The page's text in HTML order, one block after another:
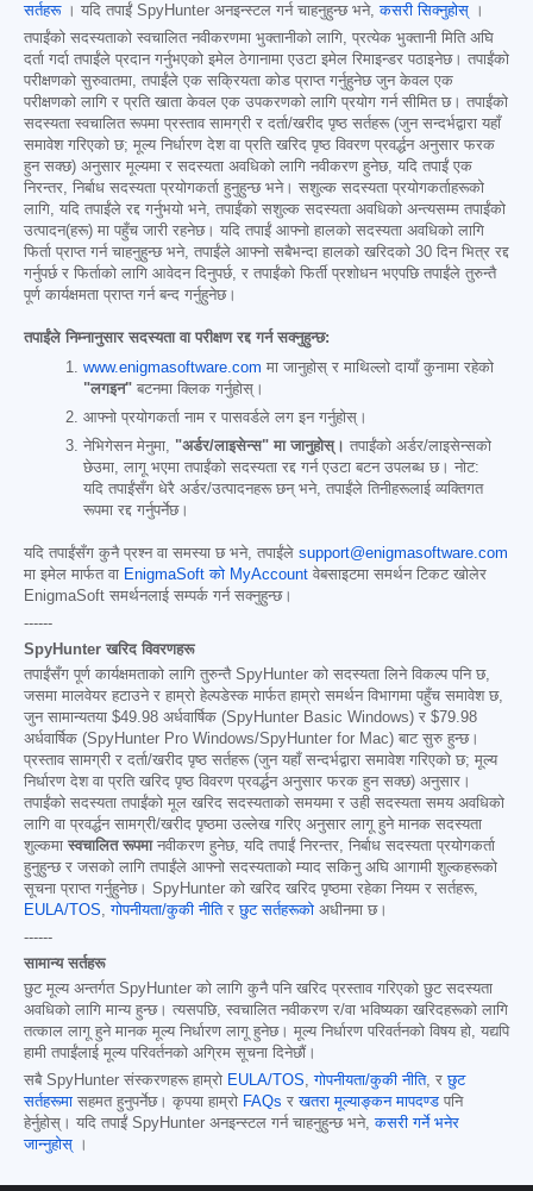
सर्तहरू। यदि तपाईं SpyHunter अनइन्स्टल गर्न चाहनुहुन्छ भने,कसरी सिक्नुहोस् ।
तपाईंको सदस्यताको स्वचालित नवीकरणमा भुक्तानीको लागि, प्रत्येक भुक्तानी मिति अघि
दर्ता गर्दा तपाईंले प्रदान गर्नुभएको इमेल ठेगानामा एउटा इमेल रिमाइन्डर पठाइनेछ। तपाईंको
परीक्षणको सुरुवातमा, तपाईंले एक सक्रियता कोड प्राप्त गर्नुहुनेछ जुन केवल एक
परीक्षणको लागि र प्रति खाता केवल एक उपकरणको लागि प्रयोग गर्न सीमित छ। तपाईंको
सदस्यता स्वचालित रूपमा प्रस्ताव सामग्री र दर्ता/खरीद पृष्ठ सर्तहरू (जुन सन्दर्भद्वारा यहाँ
समावेश गरिएको छ; मूल्य निर्धारण देश वा प्रति खरिद पृष्ठ विवरण प्रवर्द्धन अनुसार फरक
हुन सक्छ) अनुसार मूल्यमा र सदस्यता अवधिको लागि नवीकरण हुनेछ, यदि तपाईं एक
निरन्तर, निर्बाध सदस्यता प्रयोगकर्ता हुनुहुन्छ भने। सशुल्क सदस्यता प्रयोगकर्ताहरूको
लागि, यदि तपाईंले रद्द गर्नुभयो भने, तपाईंको सशुल्क सदस्यता अवधिको अन्त्यसम्म तपाईंको
उत्पादन(हरू) मा पहुँच जारी रहनेछ। यदि तपाईं आफ्नो हालको सदस्यता अवधिको लागि
फिर्ता प्राप्त गर्न चाहनुहुन्छ भने, तपाईंले आफ्नो सबैभन्दा हालको खरिदको 30 दिन भित्र रद्द
गर्नुपर्छ र फिर्ताको लागि आवेदन दिनुपर्छ, र तपाईंको फिर्ती प्रशोधन भएपछि तपाईंले तुरुन्तै
पूर्ण कार्यक्षमता प्राप्त गर्न बन्द गर्नुहुनेछ।
तपाईंले निम्नानुसार सदस्यता वा परीक्षण रद्द गर्न सक्नुहुन्छ:
www.enigmasoftware.com मा जानुहोस् र माथिल्लो दायाँ कुनामा रहेको
"लगइन" बटनमा क्लिक गर्नुहोस्।
आफ्नो प्रयोगकर्ता नाम र पासवर्डले लग इन गर्नुहोस्।
नेभिगेसन मेनुमा, "अर्डर/लाइसेन्स" मा जानुहोस्। तपाईंको अर्डर/लाइसेन्सको
छेउमा, लागू भएमा तपाईंको सदस्यता रद्द गर्न एउटा बटन उपलब्ध छ। नोट:
यदि तपाईंसँग धेरै अर्डर/उत्पादनहरू छन् भने, तपाईंले तिनीहरूलाई व्यक्तिगत
रूपमा रद्द गर्नुपर्नेछ।
यदि तपाईंसँग कुनै प्रश्न वा समस्या छ भने, तपाईंले support@enigmasoftware.com
मा इमेल मार्फत वा EnigmaSoft को MyAccount वेबसाइटमा समर्थन टिकट खोलेर
EnigmaSoft समर्थनलाई सम्पर्क गर्न सक्नुहुन्छ।
------
SpyHunter खरिद विवरणहरू
तपाईंसँग पूर्ण कार्यक्षमताको लागि तुरुन्तै SpyHunter को सदस्यता लिने विकल्प पनि छ,
जसमा मालवेयर हटाउने र हाम्रो हेल्पडेस्क मार्फत हाम्रो समर्थन विभागमा पहुँच समावेश छ,
जुन सामान्यतया $49.98 अर्धवार्षिक (SpyHunter Basic Windows) र $79.98
अर्धवार्षिक (SpyHunter Pro Windows/SpyHunter for Mac) बाट सुरु हुन्छ।
प्रस्ताव सामग्री र दर्ता/खरीद पृष्ठ सर्तहरू (जुन यहाँ सन्दर्भद्वारा समावेश गरिएको छ; मूल्य
निर्धारण देश वा प्रति खरिद पृष्ठ विवरण प्रवर्द्धन अनुसार फरक हुन सक्छ) अनुसार।
तपाईंको सदस्यता तपाईंको मूल खरिद सदस्यताको समयमा र उही सदस्यता समय अवधिको
लागि वा प्रवर्द्धन सामग्री/खरीद पृष्ठमा उल्लेख गरिए अनुसार लागू हुने मानक सदस्यता
शुल्कमा स्वचालित रूपमानवीकरण हुनेछ, यदि तपाईं निरन्तर, निर्बाध सदस्यता प्रयोगकर्ता
हुनुहुन्छ र जसको लागि तपाईंले आफ्नो सदस्यताको म्याद सकिनु अघि आगामी शुल्कहरूको
सूचना प्राप्त गर्नुहुनेछ। SpyHunter को खरिद खरिद पृष्ठमा रहेका नियम र सर्तहरू,
EULA/TOS,गोपनीयता/कुकी नीतिरछुट सर्तहरूको अधीनमा छ।
------
सामान्य सर्तहरू
छुट मूल्य अन्तर्गत SpyHunter को लागि कुनै पनि खरिद प्रस्ताव गरिएको छुट सदस्यता
अवधिको लागि मान्य हुन्छ। त्यसपछि, स्वचालित नवीकरण र/वा भविष्यका खरिदहरूको लागि
तत्काल लागू हुने मानक मूल्य निर्धारण लागू हुनेछ। मूल्य निर्धारण परिवर्तनको विषय हो, यद्यपि
हामी तपाईंलाई मूल्य परिवर्तनको अग्रिम सूचना दिनेछौं।
सबै SpyHunter संस्करणहरू हाम्रो EULA/TOS,गोपनीयता/कुकी नीति, रछुट
सर्तहरूमा सहमत हुनुपर्नेछ। कृपया हाम्रो FAQs रखतरा मूल्याङ्कन मापदण्ड पनि
हेर्नुहोस्। यदि तपाईं SpyHunter अनइन्स्टल गर्न चाहनुहुन्छ भने,कसरी गर्ने भनेर
जान्नुहोस् ।